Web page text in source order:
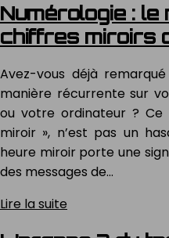
Numérologie :
chiffres miroirs
Avez-vous déjà
manière récurrente sur
ou votre ordinateur ? Ce
miroir », n’est pas un
heure miroir porte une
des messages de…
Lire la suite